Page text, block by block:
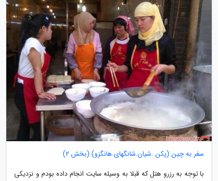
سفر به چین (پکن .شیان.شانگهای.هانگزو) (بخش 2)
با توجه به رزرو هتل که قبلا به وسیله سایت انجام داده بودم و نزدیکی